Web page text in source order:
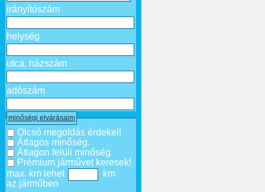
irányítószám
helység
utca, házszám
adószám
minőségi elvárásaim
Olcsó megoldás érdekel!
Átlagos minőség.
Átlagon felüli minőség.
Prémium járművet keresek!
max. km lehet
az járműben
km